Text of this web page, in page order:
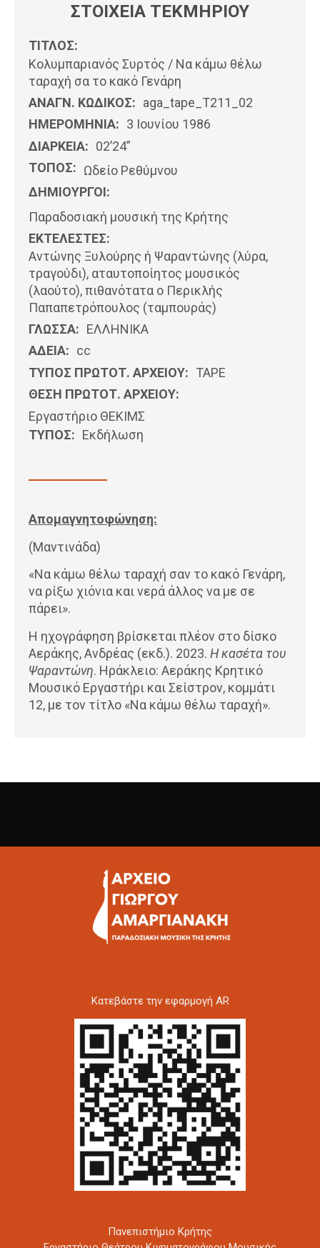
ΣΤΟΙΧΕΙΑ ΤΕΚΜΗΡΙΟΥ
ΤΙΤΛΟΣ:
Κολυμπαριανός Συρτός / Να κάμω θέλω
ταραχή σα το κακό Γενάρη
ΑΝΑΓΝ. ΚΩΔΙΚΟΣ: aga_tape_T211_02
ΗΜΕΡΟΜΗΝΊΑ: 3 Ιουνίου 1986
ΔΙΑΡΚΕΙΑ: 02’24”
ΤΟΠΟΣ: Ωδείο Ρεθύμνου
ΔΗΜΙΟΥΡΓΟΙ:
Παραδοσιακή μουσική της Κρήτης
ΕΚΤΕΛΕΣΤΕΣ:
Αντώνης Ξυλούρης ή Ψαραντώνης (λύρα,
τραγούδι), αταυτοποίητος μουσικός
(λαούτο), πιθανότατα ο Περικλής
Παπαπετρόπουλος (ταμπουράς)
ΓΛΩΣΣΑ: ΕΛΛΗΝΙΚΆ
ΑΔΕΙΑ: cc
ΤΥΠΟΣ ΠΡΩΤΟΤ. ΑΡΧΕΙΟΥ: ΤΑΡΕ
ΘΕΣΗ ΠΡΩΤΟΤ. ΑΡΧΕΙΟΥ:
Εργαστήριο ΘΕΚΙΜΣ
ΤΥΠΟΣ: Εκδήλωση
Απομαγνητοφώνηση:
(Μαντινάδα)
«Να κάμω θέλω ταραχή σαν το κακό Γενάρη,
να ρίξω χιόνια και νερά άλλος να με σε
πάρει».
Η ηχογράφηση βρίσκεται πλέον στο δίσκο
Αεράκης, Ανδρέας (εκδ.). 2023. Η κασέτα του
Ψαραντώνη. Ηράκλειο: Αεράκης Κρητικό
Μουσικό Εργαστήρι και Σείστρον, κομμάτι
12, με τον τίτλο «Να κάμω θέλω ταραχή».
Kατεβάστε την εφαρμογή AR
Πανεπιστήμιο Κρήτης